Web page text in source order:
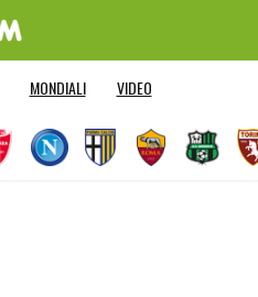
MONDIALI VIDEO